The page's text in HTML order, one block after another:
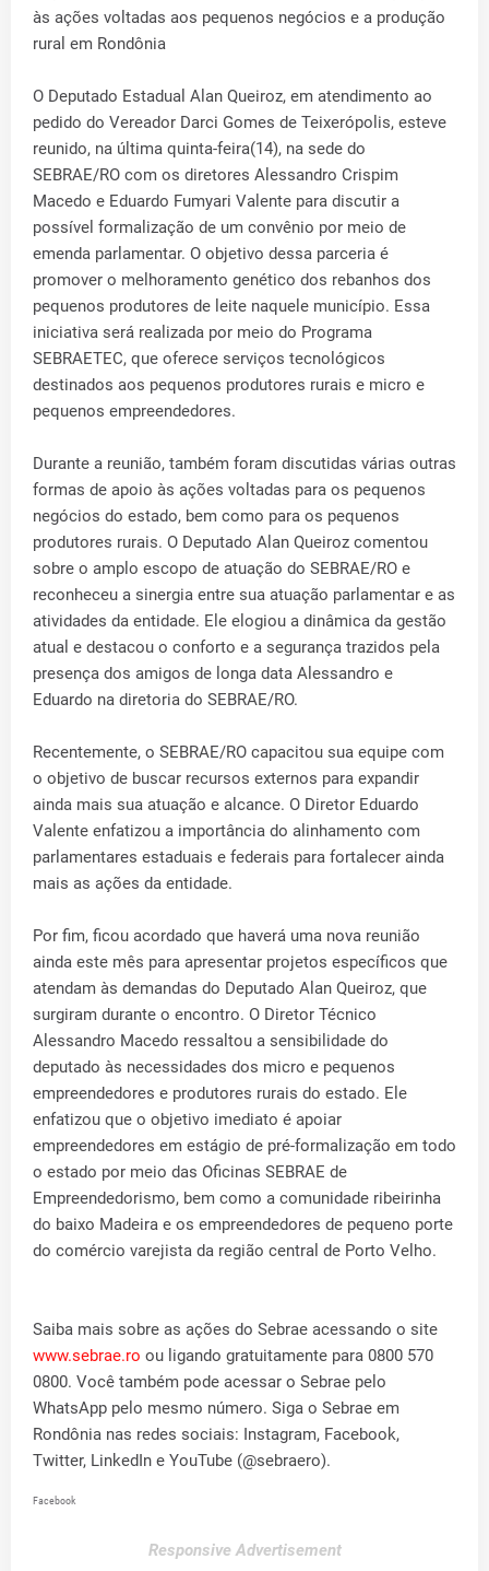
às ações voltadas aos pequenos negócios e a produção
rural em Rondônia
O Deputado Estadual Alan Queiroz, em atendimento ao
pedido do Vereador Darci Gomes de Teixerópolis, esteve
reunido, na última quinta-feira(14), na sede do
SEBRAE/RO com os diretores Alessandro Crispim
Macedo e Eduardo Fumyari Valente para discutir a
possível formalização de um convênio por meio de
emenda parlamentar. O objetivo dessa parceria é
promover o melhoramento genético dos rebanhos dos
pequenos produtores de leite naquele município. Essa
iniciativa será realizada por meio do Programa
SEBRAETEC, que oferece serviços tecnológicos
destinados aos pequenos produtores rurais e micro e
pequenos empreendedores.
Durante a reunião, também foram discutidas várias outras
formas de apoio às ações voltadas para os pequenos
negócios do estado, bem como para os pequenos
produtores rurais. O Deputado Alan Queiroz comentou
sobre o amplo escopo de atuação do SEBRAE/RO e
reconheceu a sinergia entre sua atuação parlamentar e as
atividades da entidade. Ele elogiou a dinâmica da gestão
atual e destacou o conforto e a segurança trazidos pela
presença dos amigos de longa data Alessandro e
Eduardo na diretoria do SEBRAE/RO.
Recentemente, o SEBRAE/RO capacitou sua equipe com
o objetivo de buscar recursos externos para expandir
ainda mais sua atuação e alcance. O Diretor Eduardo
Valente enfatizou a importância do alinhamento com
parlamentares estaduais e federais para fortalecer ainda
mais as ações da entidade.
Por fim, ficou acordado que haverá uma nova reunião
ainda este mês para apresentar projetos específicos que
atendam às demandas do Deputado Alan Queiroz, que
surgiram durante o encontro. O Diretor Técnico
Alessandro Macedo ressaltou a sensibilidade do
deputado às necessidades dos micro e pequenos
empreendedores e produtores rurais do estado. Ele
enfatizou que o objetivo imediato é apoiar
empreendedores em estágio de pré-formalização em todo
o estado por meio das Oficinas SEBRAE de
Empreendedorismo, bem como a comunidade ribeirinha
do baixo Madeira e os empreendedores de pequeno porte
do comércio varejista da região central de Porto Velho.
Saiba mais sobre as ações do Sebrae acessando o site
www.sebrae.ro ou ligando gratuitamente para 0800 570
0800. Você também pode acessar o Sebrae pelo
WhatsApp pelo mesmo número. Siga o Sebrae em
Rondônia nas redes sociais: Instagram, Facebook,
Twitter, LinkedIn e YouTube (@sebraero).
Facebook
Responsive Advertisement